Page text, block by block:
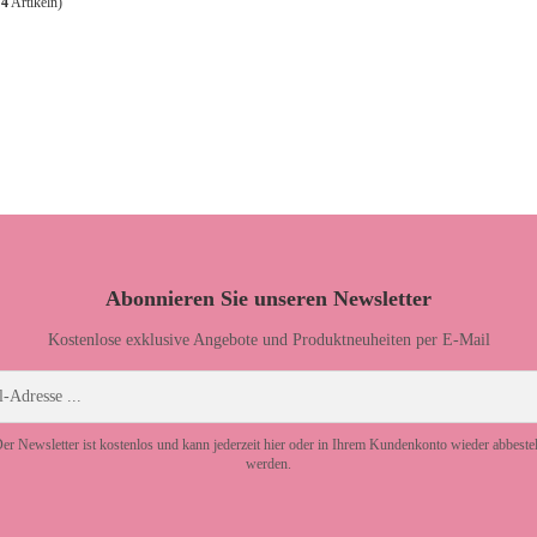
Abonnieren Sie unseren Newsletter
Kostenlose exklusive Angebote und Produktneuheiten per E-Mail
Newsletter ist kostenlos und kann jederzeit hier oder in Ihrem Kundenkonto wieder
werden.